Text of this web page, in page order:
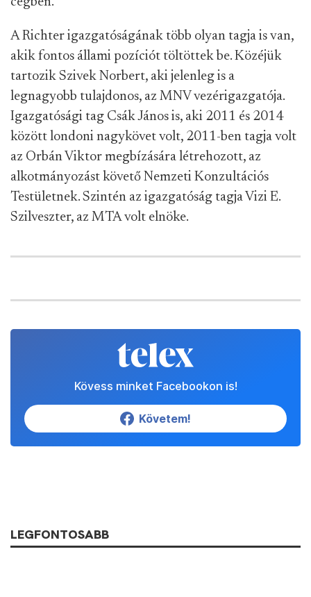
A Richter igazgatóságának több olyan tagja is van,
akik fontos állami pozíciót töltöttek be. Közéjük
tartozik Szivek Norbert, aki jelenleg is a
legnagyobb tulajdonos, az MNV vezérigazgatója.
Igazgatósági tag Csák János is, aki 2011 és 2014
között londoni nagykövet volt, 2011-ben tagja volt
az Orbán Viktor megbízására létrehozott, az
alkotmányozást követő Nemzeti Konzultációs
Testületnek. Szintén az igazgatóság tagja Vizi E.
Szilveszter, az MTA volt elnöke.
Kövess minket Facebookon is!
Követem!
LEGFONTOSABB